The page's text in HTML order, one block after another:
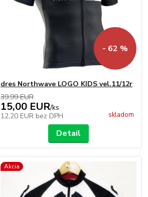
- 62 %
dres Northwave LOGO KIDS vel.11/12r
39,99 EUR
15,00 EUR/ks
12,20 EUR bez DPH skladom
Detail
Akcia